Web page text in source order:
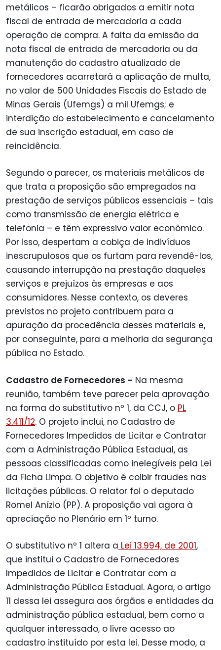
metálicos – ficarão obrigados a emitir nota
fiscal de entrada de mercadoria a cada
operação de compra. A falta da emissão da
nota fiscal de entrada de mercadoria ou da
manutenção do cadastro atualizado de
fornecedores acarretará a aplicação de multa,
no valor de 500 Unidades Fiscais do Estado de
Minas Gerais (Ufemgs) a mil Ufemgs; e
interdição do estabelecimento e cancelamento
de sua inscrição estadual, em caso de
reincidência.
Segundo o parecer, os materiais metálicos de
que trata a proposição são empregados na
prestação de serviços públicos essenciais – tais
como transmissão de energia elétrica e
telefonia – e têm expressivo valor econômico.
Por isso, despertam a cobiça de indivíduos
inescrupulosos que os furtam para revendê-los,
causando interrupção na prestação daqueles
serviços e prejuízos às empresas e aos
consumidores. Nesse contexto, os deveres
previstos no projeto contribuem para a
apuração da procedência desses materiais e,
por conseguinte, para a melhoria da segurança
pública no Estado.
Cadastro de Fornecedores – Na mesma
reunião, também teve parecer pela aprovação
na forma do substitutivo nº 1, da CCJ, o PL
3.411/12. O projeto inclui, no Cadastro de
Fornecedores Impedidos de Licitar e Contratar
com a Administração Pública Estadual, as
pessoas classificadas como inelegíveis pela Lei
da Ficha Limpa. O objetivo é coibir fraudes nas
licitações públicas. O relator foi o deputado
Romel Anízio (PP). A proposição vai agora à
apreciação no Plenário em 1º turno.
O substitutivo nº 1 altera a Lei 13.994, de 2001,
que institui o Cadastro de Fornecedores
Impedidos de Licitar e Contratar com a
Administração Pública Estadual. Agora, o artigo
11 dessa lei assegura aos órgãos e entidades da
administração pública estadual, bem como a
qualquer interessado, o livre acesso ao
cadastro instituído por esta lei. Desse modo, a